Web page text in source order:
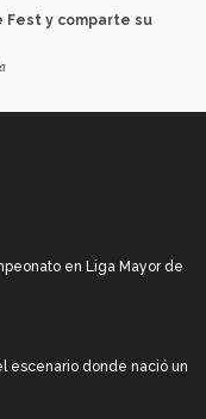
Fest y comparte su
en Liga Mayor de
escenario donde nació un